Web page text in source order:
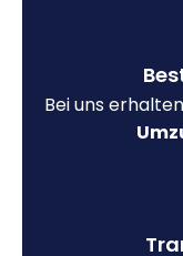
Bei uns